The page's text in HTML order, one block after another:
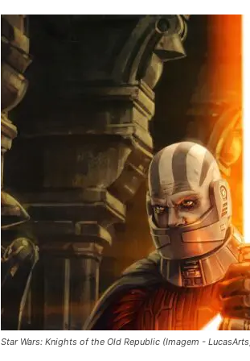
Star Wars: Knights of the Old Republic (Imagem -